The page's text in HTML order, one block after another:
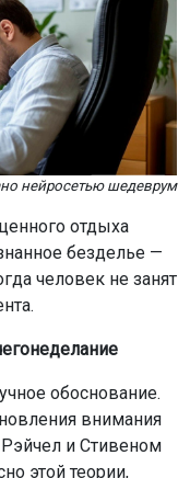
нейросетью шедеврум
отдыха
безделье —
человек не занят
обоснование.
внимания
и Стивеном
этой теории,